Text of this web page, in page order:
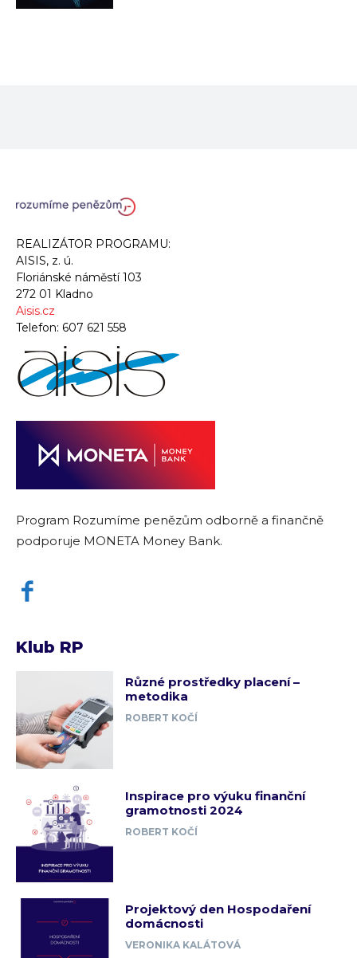
REALIZÁTOR PROGRAMU:
AISIS, z. ú.
Floriánské náměstí 103
272 01 Kladno
Aisis.cz
Telefon: 607 621 558
Program Rozumíme penězům odborně a finančně
podporuje MONETA Money Bank.
Klub RP
Různé prostředky placení –
metodika
ROBERT KOČÍ
Inspirace pro výuku finanční
gramotnosti 2024
ROBERT KOČÍ
Projektový den Hospodaření
domácnosti
VERONIKA KALÁTOVÁ